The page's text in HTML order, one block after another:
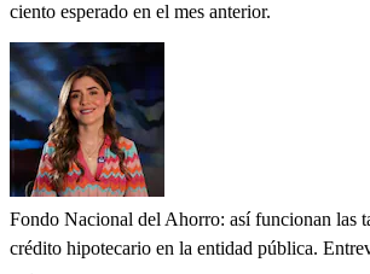
ciento esperado en el mes anterior.
Fondo Nacional del Ahorro: así funcionan las
crédito hipotecario en la entidad pública.